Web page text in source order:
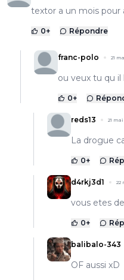
textor a un mois pour
0+ Répondre
franc-polo 21
ou veux tu qu il
0+
reds13 21 mai
La drogue
0+
d4rkj3d1 22
vous etes
0+
balibalo-343
OF aussi xD